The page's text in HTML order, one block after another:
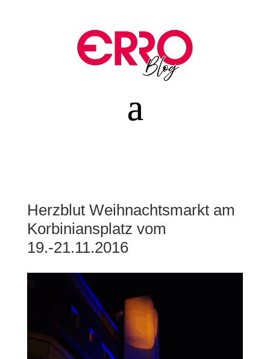
Herzblut Weihnachtsmarkt am
Korbiniansplatz vom
19.-21.11.2016